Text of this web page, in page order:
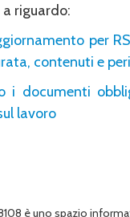
riguardo:
per
contenuti e
i documenti
lavoro
è uno spazio